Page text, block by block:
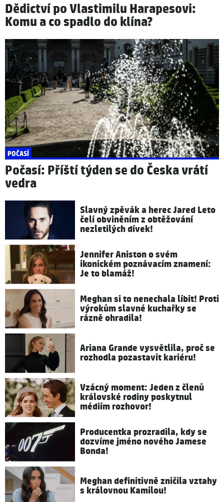
Dědictví po Vlastimilu Harapesovi:
Komu a co spadlo do klína?
POČASÍ
Počasí: Příští týden se do Česka vrátí
vedra
Slavný zpěvák a herec Jared Leto
čelí obviněním z obtěžování
nezletilých dívek!
Jennifer Aniston o svém
ikonickém poznávacím znamení:
Je to blamáž!
Meghan si to nenechala líbit! Proti
výrokům slavné kuchařky se
rázně ohradila!
Ariana Grande vysvětlila, proč se
rozhodla pozastavit kariéru!
Vzácný moment: Jeden z členů
královské rodiny poskytnul
médiím rozhovor!
Producentka prozradila, kdy se
dozvíme jméno nového Jamese
Bonda!
Meghan definitivně zničila vztahy
s královnou Kamilou!